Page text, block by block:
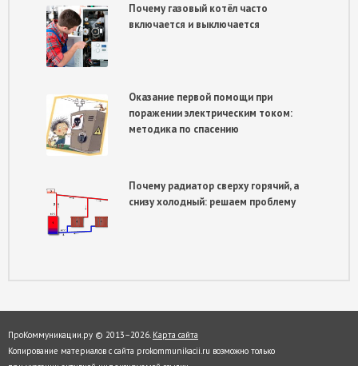
Почему газовый котёл часто
включается и выключается
Оказание первой помощи при
поражении электрическим током:
методика по спасению
Почему радиатор сверху горячий, а
снизу холодный: решаем проблему
ПроКоммуникации.ру © 2013–2026. Карта сайта
Копирование материалов с сайта prokommunikacii.ru возможно только